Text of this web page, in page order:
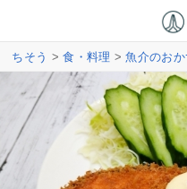
ちそう >食・料理 >魚介のお